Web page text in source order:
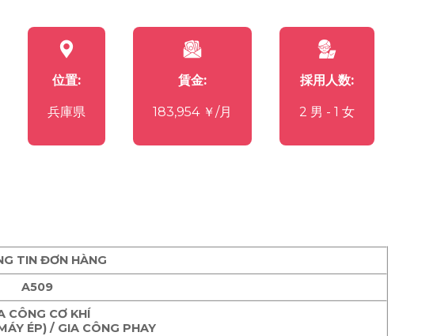
位置:
兵庫県
賃金:
183,954 ￥/月
採用人数:
2 男 - 1 女
TIN ĐƠN HÀNG
A509
CÔNG CƠ KHÍ
ÉP) / GIA CÔNG PHAY